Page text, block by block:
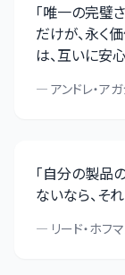
「唯一の完璧
だけが、永く
は、互いに安
— アンドレ・ア
「自分の製品
ないなら、そ
— リード・ホフ